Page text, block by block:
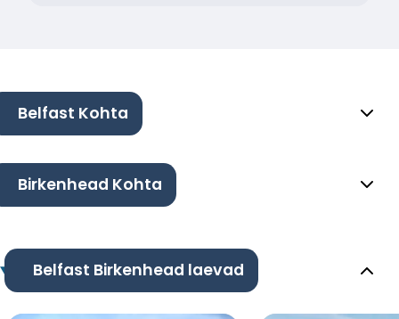
Belfast Kohta
Birkenhead Kohta
Belfast Birkenhead laevad